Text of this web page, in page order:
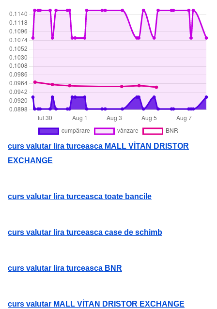
curs valutar lira turceasca MALL VİTAN DRISTOR
EXCHANGE
curs valutar lira turceasca toate bancile
curs valutar lira turceasca case de schimb
curs valutar lira turceasca BNR
curs valutar MALL VİTAN DRISTOR EXCHANGE